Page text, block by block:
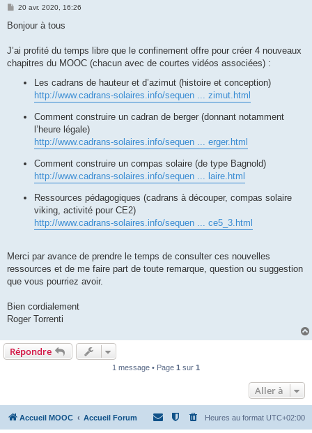
M
s
g
20 avr. 2020, 16:26
Bonjour à tous
J’ai profité du temps libre que le confinement offre pour créer 4 nouveaux
chapitres du MOOC (chacun avec de courtes vidéos associées) :
Les cadrans de hauteur et d’azimut (histoire et conception)
http://www.cadrans-solaires.info/sequen ... zimut.html
Comment construire un cadran de berger (donnant notamment
l’heure légale)
http://www.cadrans-solaires.info/sequen ... erger.html
Comment construire un compas solaire (de type Bagnold)
http://www.cadrans-solaires.info/sequen ... laire.html
Ressources pédagogiques (cadrans à découper, compas solaire
viking, activité pour CE2)
http://www.cadrans-solaires.info/sequen ... ce5_3.html
Merci par avance de prendre le temps de consulter ces nouvelles
ressources et de me faire part de toute remarque, question ou suggestion
que vous pourriez avoir.
Bien cordialement
Roger Torrenti
Répondre
1 message • Page 1 sur 1
Aller à
Accueil MOOC Accueil Forum Heures au format UTC+02:00